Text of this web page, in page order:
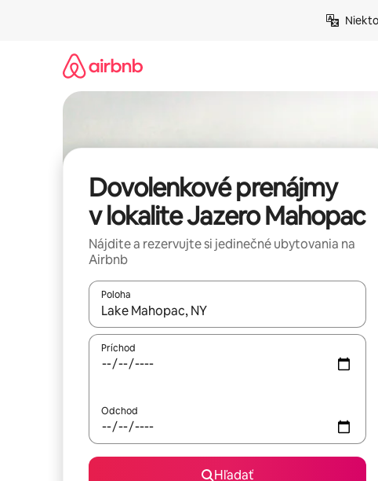
Dovolenkové prenájmy
v lokalite Jazero Mahopac
Nájdite a rezervujte si jedinečné ubytovania na
Airbnb
Poloha
Keď budú výsledky k dispozícii, môžete si ich
Príchod
Odchod
Hľadať